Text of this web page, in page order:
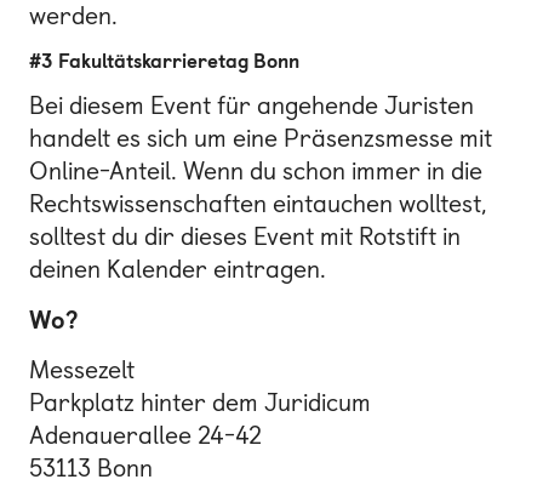
werden.
#3 Fakultätskarrieretag Bonn
Bei diesem Event für angehende Juristen
handelt es sich um eine Präsenzsmesse mit
Online-Anteil. Wenn du schon immer in die
Rechtswissenschaften eintauchen wolltest,
solltest du dir dieses Event mit Rotstift in
deinen Kalender eintragen.
Wo?
Messezelt
Parkplatz hinter dem Juridicum
Adenauerallee 24-42
53113 Bonn